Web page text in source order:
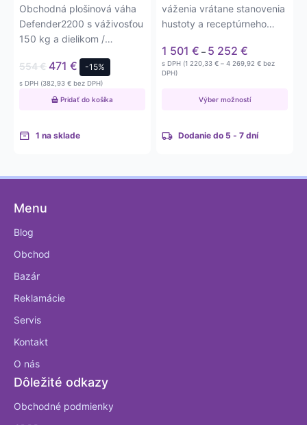
Obchodná plošinová váha
Defender2200 s váživosťou
150 kg a dielikom /
554€ 471 € -15%
s DPH (382,93 € bez DPH)
Pridať do košíka
1 na sklade
váženia vrátane stanovenia
hustoty a receptúrneho
1 501 € – 5 252 €
range:
5 252 €
s DPH (1 220,33 € – 4 269,92 €Price
bez
DPH)
Výber možností
Dodanie do 5 - 7 dní
Menu
Blog
Obchod
Bazár
Reklamácie
Servis
Kontakt
O nás
Dôležité odkazy
Obchodné podmienky